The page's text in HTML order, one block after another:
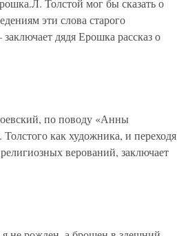
Толстой мог бы сказать о
эти слова старого
дядя Ерошка рассказ о
по поводу «Анны
как художника, и переходя
верований, заключает